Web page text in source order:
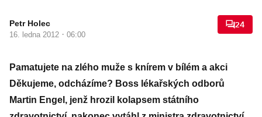
Petr Holec
16. ledna 2012 · 06:00
24
Pamatujete na zlého muže s knírem v bílém a akci
Děkujeme, odcházíme? Boss lékařských odborů
Martin Engel, jenž hrozil kolapsem státního